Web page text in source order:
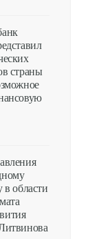
страны
в области